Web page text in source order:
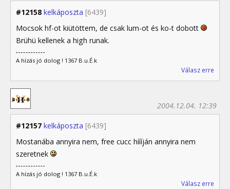
#12158 kelkáposzta [6439]
Mocsok hf-ot kiütöttem, de csak lum-ot és ko-t dobott
Brühü kellenek a high runak.
A hízás jó dolog ! 1367 B.u.É.k
Válasz erre
#12157 kelkáposzta [6439]
2004.12.04. 12:39
Mostanába annyira nem, free cucc híííján annyira nem
szeretnek
A hízás jó dolog ! 1367 B.u.É.k
Válasz erre